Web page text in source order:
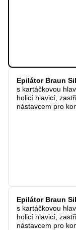
Epilátor Braun
s kartáčkovou
holicí hlavicí,
nástavcem pro
Epilátor Braun
s kartáčkovou
holicí hlavicí,
nástavcem pro